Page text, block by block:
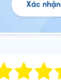
Xác nhận